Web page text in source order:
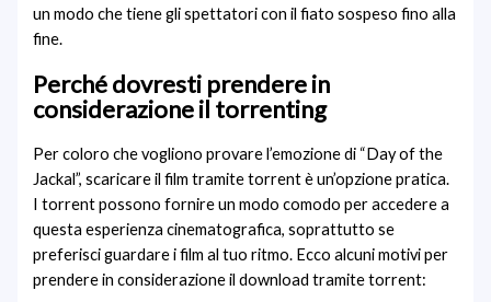
un modo che tiene gli spettatori con il fiato sospeso fino alla
fine.
Perché dovresti prendere in
considerazione il torrenting
Per coloro che vogliono provare l’emozione di “Day of the
Jackal”, scaricare il film tramite torrent è un’opzione pratica.
I torrent possono fornire un modo comodo per accedere a
questa esperienza cinematografica, soprattutto se
preferisci guardare i film al tuo ritmo. Ecco alcuni motivi per
prendere in considerazione il download tramite torrent: